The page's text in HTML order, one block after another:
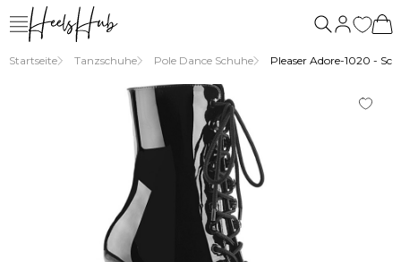
Startseite Tanzschuhe Pole Dance Schuhe Pleaser Adore-1020 -